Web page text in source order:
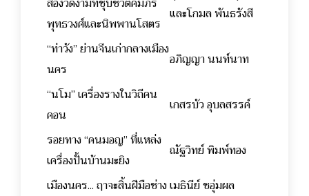
พุทธวงศ์และนิพพานโสตร
และโกมล พันธรังสี
“ท่าวัง” ย่านจีนเก่ากลางเมือง
นคร
อภิญญา นนท์นาท
“นโม” เครื่องรางในวิถีคน
คอน
เกสรบัว อุบลสรรค์
รอยทาง “คนมอญ” ที่แหล่ง
เครื่องปั้นบ้านมะยิง
ณัฐวิทย์ พิมพ์ทอง
เมืองนคร... ฤาจะสิ้นฝีมือช่างเมธินีย์ ชอุ่มผล